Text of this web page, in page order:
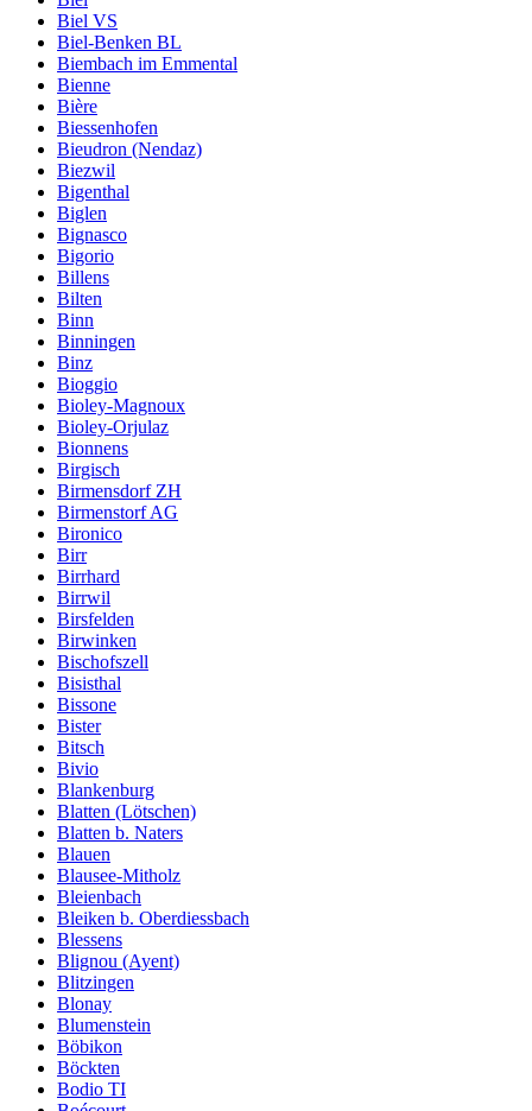
Biel VS
Biel-Benken BL
Biembach im Emmental
Bienne
Bière
Biessenhofen
Bieudron (Nendaz)
Biezwil
Bigenthal
Biglen
Bignasco
Bigorio
Billens
Bilten
Binn
Binningen
Binz
Bioggio
Bioley-Magnoux
Bioley-Orjulaz
Bionnens
Birgisch
Birmensdorf ZH
Birmenstorf AG
Bironico
Birr
Birrhard
Birrwil
Birsfelden
Birwinken
Bischofszell
Bisisthal
Bissone
Bister
Bitsch
Bivio
Blankenburg
Blatten (Lötschen)
Blatten b. Naters
Blauen
Blausee-Mitholz
Bleienbach
Bleiken b. Oberdiessbach
Blessens
Blignou (Ayent)
Blitzingen
Blonay
Blumenstein
Böbikon
Böckten
Bodio TI